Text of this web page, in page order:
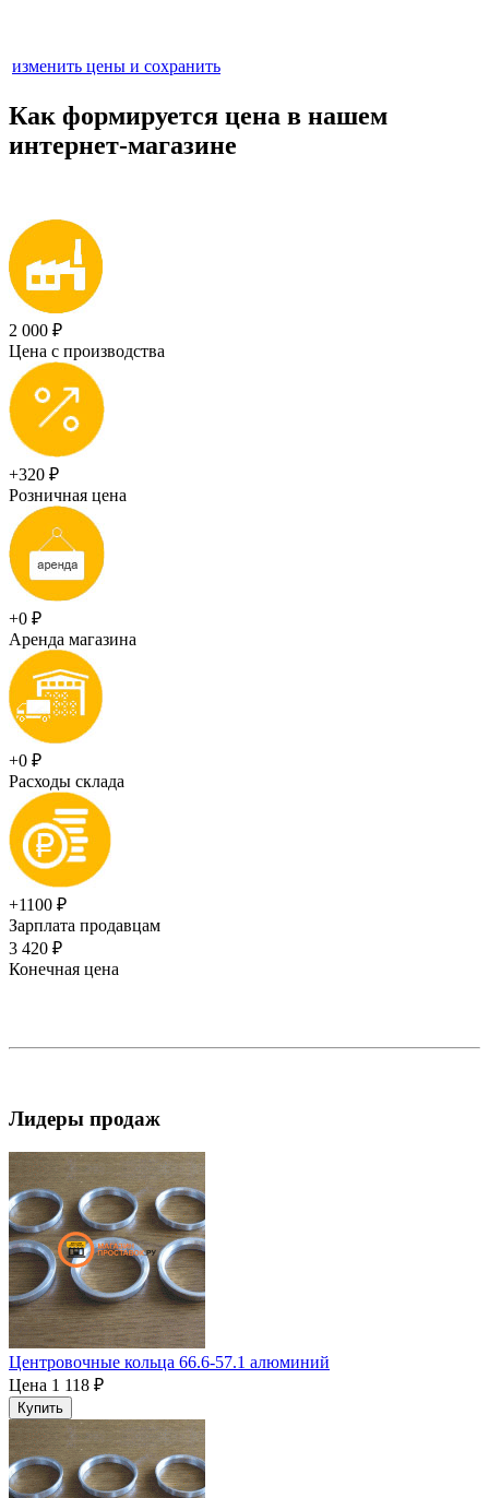
изменить цены и сохранить
Как формируется цена в нашем
интернет-магазине
2 000 ₽
Цена с производства
+320 ₽
Розничная цена
+0 ₽
Аренда магазина
+0 ₽
Расходы склада
+1100 ₽
Зарплата продавцам
3 420 ₽
Конечная цена
Лидеры продаж
Центровочные кольца 66.6-57.1 алюминий
Цена 1 118 ₽